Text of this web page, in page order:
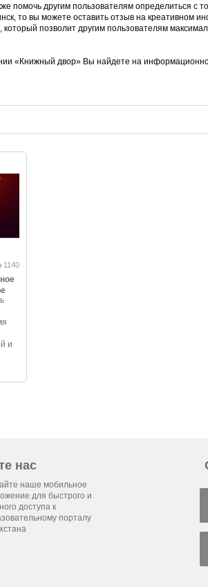
помочь другим пользователям определиться с
то вы можете оставить отзыв на креативном
позволит другим пользователям
«Книжный двор» Вы найдете на
1140
и
нас
наше мобильное
для быстрого и
доступа к
порталу